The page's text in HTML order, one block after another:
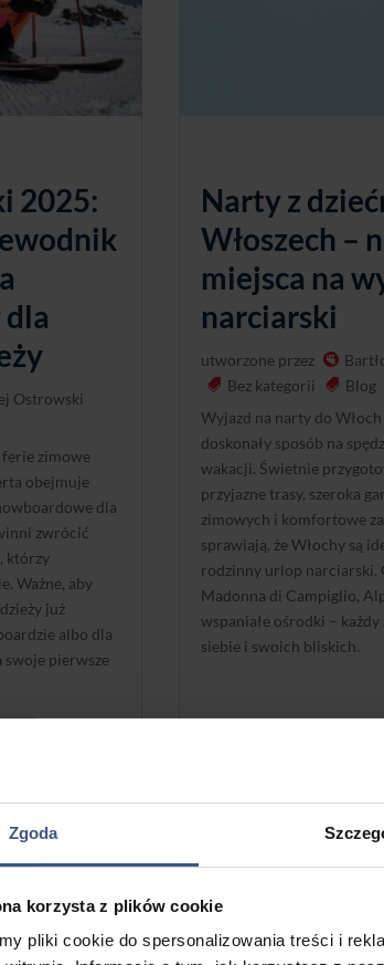
Zgoda
korzysta z plików cookie
pliki cookie do spersonalizowania treści i
2025:
Ostrowski
zimowe
obejmuje
dla
zwrócić
którzy
Ważne, aby
już
albo dla
swoje pierwsze
Więcej
Narty z
Włoszech –
miejsca na
narciarski
utworzone przez
Bez kategorii
Blog
Wyjazd na narty do
doskonały sposób na
wakacji. Świetnie
przyjazne trasy, szeroka
zimowych i komfortowe
sprawiają, że Włochy są
rodzinny urlop narciarski.
Madonna di Campiglio,
wspaniałe ośrodki –
siebie i swoich bliskich.
LIS 7 2024